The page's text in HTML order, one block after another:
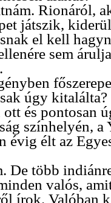
Rionáról,
játszik,
el kell
sem
úgy kitalálta?
és pontosan
színhelyén, a
évig élt az
De több
valós,
írok. Valóban